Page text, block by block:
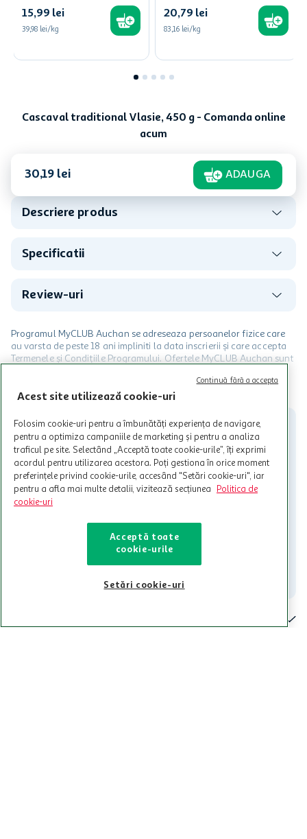
15,99 lei
39,98 lei/kg
20,79 lei
83,16 lei/kg
Cascaval traditional Vlasie, 450 g - Comanda online
acum
30,19 lei ADAUGA
Descriere produs
Specificatii
Review-uri
Programul MyCLUB Auchan se adreseaza persoanelor fizice care
au varsta de peste 18 ani impliniti la data inscrierii și care accepta
Termenele și Condițiile Programului. Ofertele MyCLUB Auchan sunt
limita a 12 unitati / card client o singura data in perioada promotiei.
Cardul poate fi utilizat doar in legatura cu magazinele Auchan
nu poate fi utilizat in legatura cu alti comercianți sau pentru alte
activitati in afara celor mentionate in Termene si Conditii. Auchan
nu raspunde pentru imposibilitatea utilizarii Cardului in perioada in
care aceste este suspendat sau in perioada in care sunt efectuate
intretineri sau reparatii tehnice la sistemul de utilizarea al Cardului.
CITESTE MAI MULT
Contacteaza-ne!
021-9141 contact@auchan.ro
Contact
Acest site utilizează cookie-uri
Folosim cookie-uri pentru a îmbunătăți experiența de navigare,
pentru a optimiza campaniile de marketing și pentru a analiza
traficul pe site. Selectând „Acceptă toate cookie-urile”, îți exprimi
acordul pentru utilizarea acestora. Poți gestiona în orice moment
preferințele privind cookie-urile, accesând "Setări cookie-uri", iar
pentru a afla mai multe detalii, vizitează secțiunea
Politica de
cookie-uri
Acceptă toate
cookie-urile
Setări cookie-uri
Continuă fără a accepta